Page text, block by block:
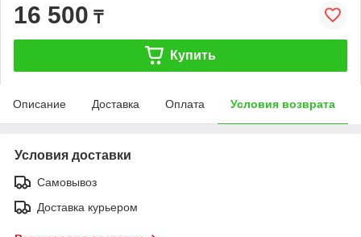
16 500 ₸
Купить
Описание Доставка Оплата Условия возврата
Условия доставки
Самовывоз
Доставка курьером